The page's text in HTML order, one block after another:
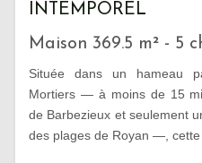
INTEMPOREL
Maison 369.5 m² - 5
Située dans un hameau
Mortiers — à moins de 15
de Barbezieux et seulement
des plages de Royan —, cette